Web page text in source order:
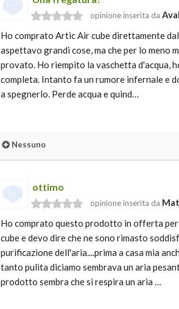
opinione inserita da
Ho comprato Artic Air cube direttamente
aspettavo grandi cose, ma che per lo meno
provato. Ho riempito la vaschetta d'acqua,
completa. Intanto fa un rumore infernale e
a spegnerlo. Perde acqua e quind…
Nessuno
ottimo
opinione inserita da
Ho comprato questo prodotto in offerta
cube e devo dire che ne sono rimasto
purificazione dell'aria....prima a casa mia
tanto pulita diciamo sembrava un aria
prodotto sembra che si respira un aria …